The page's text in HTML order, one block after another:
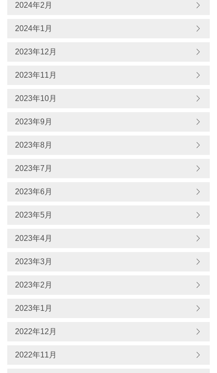
2024年2月
2024年1月
2023年12月
2023年11月
2023年10月
2023年9月
2023年8月
2023年7月
2023年6月
2023年5月
2023年4月
2023年3月
2023年2月
2023年1月
2022年12月
2022年11月